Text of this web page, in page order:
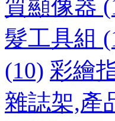
質顯像器
髮工具組
(10) 彩繪
雜誌架,產